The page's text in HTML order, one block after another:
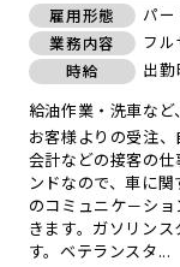
雇用形態
パー
業務内容
フ
時給
出
給油作業・洗車な
お客様よりの受注、
会計などの接客の
ンドなので、車に
のコミュニケ－シ
きます。ガソリン
す。ベテランスタ...